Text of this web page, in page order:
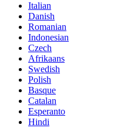
Italian
Danish
Romanian
Indonesian
Czech
Afrikaans
Swedish
Polish
Basque
Catalan
Esperanto
Hindi